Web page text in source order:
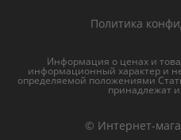
Политика
Информация о ценах и
информационный характер и
определяемой положениями
принадлежат
© Интернет-